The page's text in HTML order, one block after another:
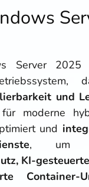
Server
und
moderne
und
,
KI-
Container-